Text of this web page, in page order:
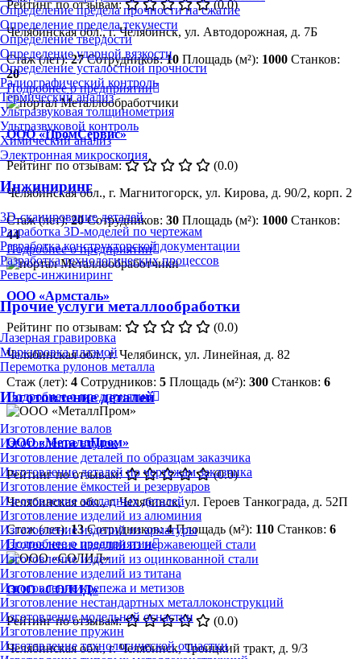
Определение предела прочности на сжатие
Определение предела текучести
Определение твердости
Определение ударной вязкости
Определение усталостной прочности
Радиографический контроль
Термический анализ
Ультразвуковая толщинометрия
Ультразвуковой контроль
Химический анализ
Электронная микроскопия
Инжиниринг
3D-сканирование деталей
Разработка 3D-моделей по чертежам
Разработка конструкторской документации
Разработка технологических процессов
Реверс-инжиниринг
Прочие услуги металлообработки
Лазерная гравировка
Маркировка плазмой
Перемотка рулонов металла
Изготовление деталей
Изготовление валов
Изготовление втулок
Изготовление деталей по образцам заказчика
Изготовление деталей по чертежам заказчика
Изготовление ёмкостей и резервуаров
Изготовление закладных деталей
Изготовление изделий из алюминия
Изготовление изделий из арматуры
Изготовление изделий из нержавеющей стали
Изготовление изделий из оцинкованной стали
Изготовление изделий из титана
Изготовление крепежа и метизов
Изготовление нестандартных металлоконструкций
Изготовление модельной оснастки
Изготовление пружин
Изготовление технологической оснастки
Рейтинг по отзывам:
(0.0)
Челябинская обл., г. Челябинск, ул. Автодорожная, д. 7Б
Стаж (лет):27 Сотрудников:10 Площадь (м²): 1000 Станков:
20
Подробнее о предприятии
ООО «ПромСервис»
Рейтинг по отзывам:
(0.0)
Челябинская обл., г. Магнитогорск, ул. Кирова, д. 90/2, корп. 2
Стаж (лет):20 Сотрудников: 30 Площадь (м²): 1000 Станков:
44
Подробнее о предприятии
ООО «Армсталь»
Рейтинг по отзывам:
(0.0)
Челябинская обл., г. Челябинск, ул. Линейная, д. 82
Стаж (лет): 4 Сотрудников: 5 Площадь (м²): 300 Станков: 6
Подробнее о предприятии
ООО «МеталлПром»
Рейтинг по отзывам:
(0.0)
Челябинская обл., г. Челябинск, ул. Героев Танкограда, д. 52П
Стаж (лет):13 Сотрудников:4 Площадь (м²): 110 Станков: 6
Подробнее о предприятии
ООО «СОЛИД»
Рейтинг по отзывам:
(0.0)
Челябинская обл., г. Челябинск, Троицкий тракт, д. 9/3